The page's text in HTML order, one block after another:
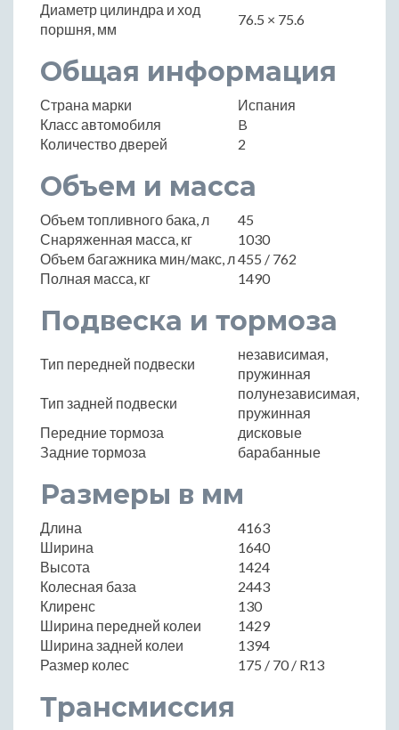
Диаметр цилиндра и ход
поршня, мм
76.5 × 75.6
Общая информация
Страна марки
Испания
Класс автомобиля
B
Количество дверей
2
Объем и масса
Объем топливного бака, л
45
Снаряженная масса, кг
1030
Объем багажника мин/макс, л455 / 762
Полная масса, кг
1490
Подвеска и тормоза
Тип передней подвески
независимая,
пружинная
Тип задней подвески
полунезависимая,
пружинная
Передние тормоза
дисковые
Задние тормоза
барабанные
Размеры в мм
Длина
4163
Ширина
1640
Высота
1424
Колесная база
2443
Клиренс
130
Ширина передней колеи
1429
Ширина задней колеи
1394
Размер колес
175 / 70 / R13
Трансмиссия